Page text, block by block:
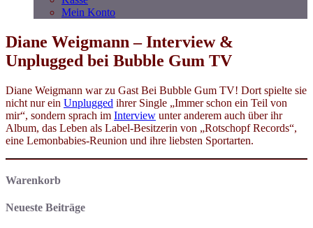
Mein Konto
Diane Weigmann – Interview &
Unplugged bei Bubble Gum TV
Diane Weigmann war zu Gast Bei Bubble Gum TV! Dort spielte sie
nicht nur ein Unplugged ihrer Single „Immer schon ein Teil von
mir“, sondern sprach im Interview unter anderem auch über ihr
Album, das Leben als Label-Besitzerin von „Rotschopf Records“,
eine Lemonbabies-Reunion und ihre liebsten Sportarten.
Warenkorb
Neueste Beiträge